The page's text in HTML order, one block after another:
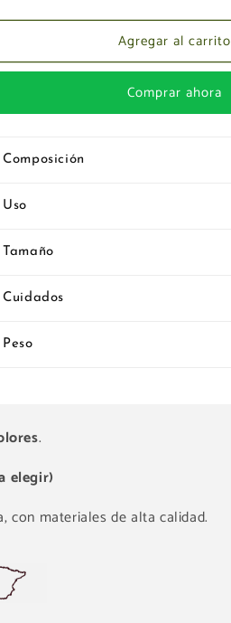
Agregar al carrito
Comprar ahora
Composición
Uso
Tamaño
Cuidados
Peso
.
elegir)
con materiales de alta calidad.